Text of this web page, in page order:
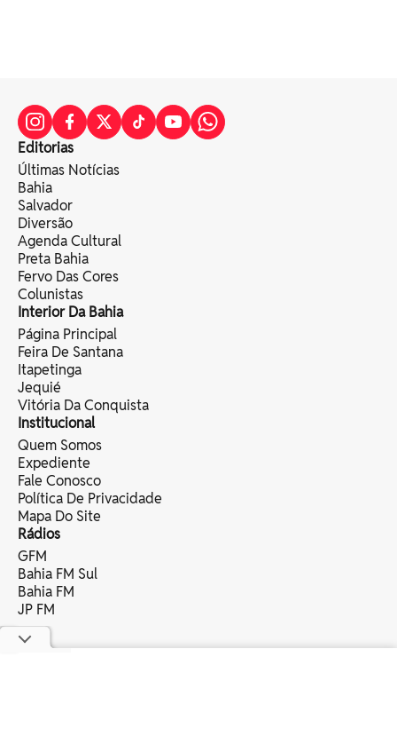
Editorias
Últimas Notícias
Bahia
Salvador
Diversão
Agenda Cultural
Preta Bahia
Fervo Das Cores
Colunistas
Interior Da Bahia
Página Principal
Feira De Santana
Itapetinga
Jequié
Vitória Da Conquista
Institucional
Quem Somos
Expediente
Fale Conosco
Política De Privacidade
Mapa Do Site
Rádios
GFM
Bahia FM Sul
Bahia FM
JP FM